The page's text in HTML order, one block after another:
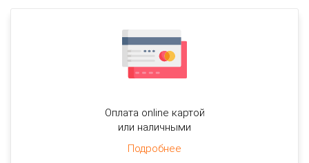
Оплата online картой
или наличными
Подробнее